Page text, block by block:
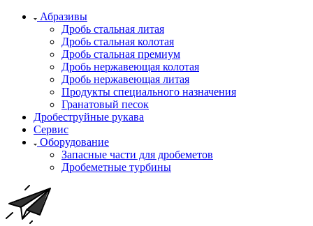
Абразивы
Дробь стальная литая
Дробь стальная колотая
Дробь стальная премиум
Дробь нержавеющая колотая
Дробь нержавеющая литая
Продукты специального назначения
Гранатовый песок
Дробеструйные рукава
Сервис
Оборудование
Запасные части для дробеметов
Дробеметные турбины